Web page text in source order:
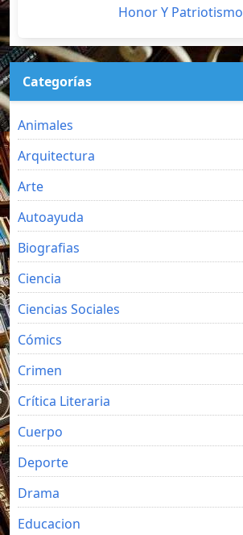
Honor Y Patriotismo
Categorías
Animales
Arquitectura
Arte
Autoayuda
Biografias
Ciencia
Ciencias Sociales
Cómics
Crimen
Crítica Literaria
Cuerpo
Deporte
Drama
Educacion